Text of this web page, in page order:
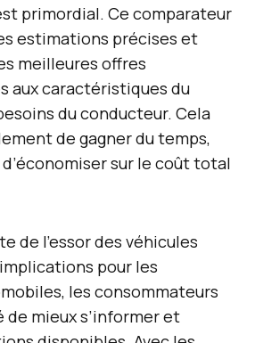
primordial. Ce comparateur
estimations précises et
meilleures offres
aux caractéristiques du
du conducteur. Cela
de gagner du temps,
sur le coût total
de l’essor des véhicules
pour les
les consommateurs
mieux s’informer et